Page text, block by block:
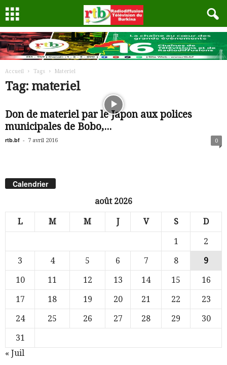
Accueil Tags Materiel
Tag: materiel
Don de materiel par le Japon aux polices
municipales de Bobo,...
rtb.bf - 7 avril 2016 0
Calendrier
août 2026
L M M J V S D
1
2
3
4 5 6 7 8
9
10
11 12 13 14 15
16
17
18 19 20 21 22
23
24
25 26 27 28 29
30
31
« Juil